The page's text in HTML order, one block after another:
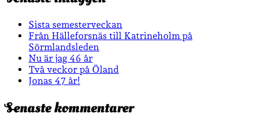
Sista semesterveckan
Från Hälleforsnäs till Katrineholm på
Sörmlandsleden
Nu är jag 46 år
Två veckor på Öland
Jonas 47 år!
Senaste kommentarer